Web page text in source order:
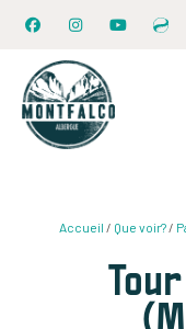
Accueil / Que voir?/